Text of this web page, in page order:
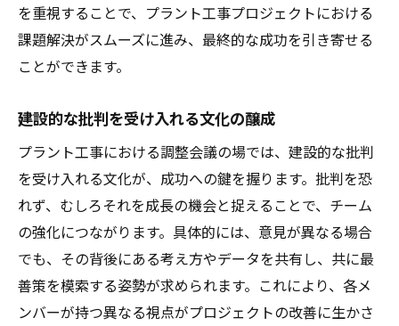
を重視することで、プラント工事プロジェクトにおける
課題解決がスムーズに進み、最終的な成功を引き寄せる
ことができます。
建設的な批判を受け入れる文化の醸成
プラント工事における調整会議の場では、建設的な批判
を受け入れる文化が、成功への鍵を握ります。批判を恐
れず、むしろそれを成長の機会と捉えることで、チーム
の強化につながります。具体的には、意見が異なる場合
でも、その背後にある考え方やデータを共有し、共に最
善策を模索する姿勢が求められます。これにより、各メ
ンバーが持つ異なる視点がプロジェクトの改善に生かさ